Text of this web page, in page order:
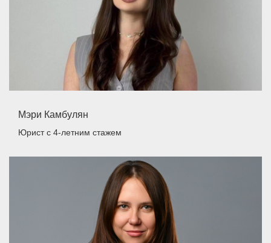
Мэри Камбулян
Юристс 4-летним стажем